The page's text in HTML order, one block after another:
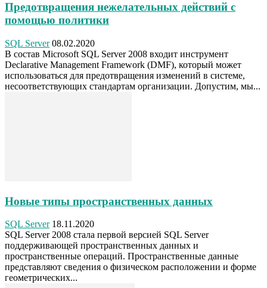
Предотвращения нежелательных действий с
помощью политики
SQL Server 08.02.2020
В состав Microsoft SQL Server 2008 входит инструмент
Declarative Management Framework (DMF), который может
использоваться для предотвращения изменений в системе,
несоответствующих стандартам организации. Допустим, мы...
Новые типы пространственных данных
SQL Server 18.11.2020
SQL Server 2008 стала первой версией SQL Server
поддерживающей пространственных данных и
пространственные операций. Пространственные данные
представляют сведения о физическом расположении и форме
геометрических...